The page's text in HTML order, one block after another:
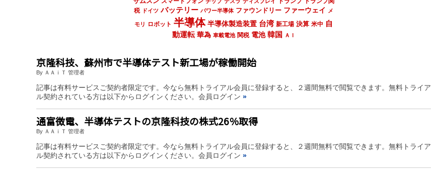
税
ドイツ バッテリー パワー半導体 ファウンドリー ファーウェイ メ
モリ ロボット 半導体 半導体製造装置 台湾 新工場 決算 米中 自
動運転 華為 車載電池 関税 電池 韓国 ＡＩ
京隆科技、蘇州市で半導体テスト新工場が稼働開始
By ＡＡｉＴ 管理者
記事は有料サービスご契約者限定です。今なら無料トライアル会員に登録すると、２週間無料で閲覧できます。無料トライア
ル契約されている方は以下からログインください。会員ログイン »
通富微電、半導体テストの京隆科技の株式26％取得
By ＡＡｉＴ 管理者
記事は有料サービスご契約者限定です。今なら無料トライアル会員に登録すると、２週間無料で閲覧できます。無料トライア
ル契約されている方は以下からログインください。会員ログイン »